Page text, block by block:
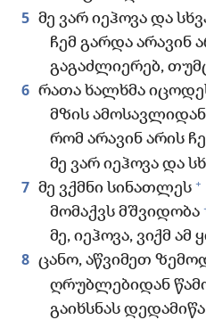
5 მე ვარ იეჰოვა და
ჩემ გარდა არავინ
გაგაძლიერებ,
6 რათა ხალხმა
მზის
რომ არავინ არის
მე ვარ იეჰოვა და
7 მე ვქმნი სინათლეს +
მომაქვს მშვიდობა
მე, იეჰოვა, ვიქმ ამ
8 ცანო, აწვიმეთ
ღრუბლებიდან
გაიხსნას